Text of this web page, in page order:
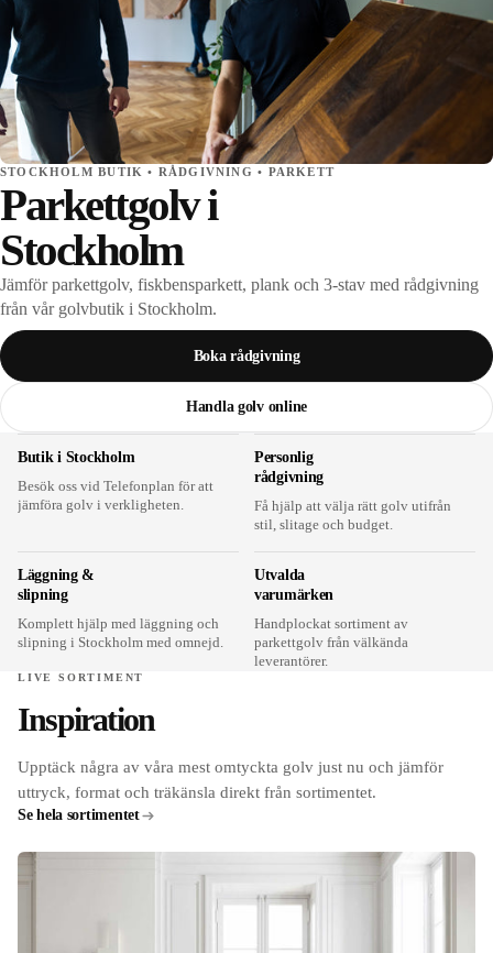
STOCKHOLM BUTIK • RÅDGIVNING • PARKETT
Parkettgolv i
Stockholm
Jämför parkettgolv, fiskbensparkett, plank och 3-stav med rådgivning
från vår golvbutik i Stockholm.
Boka rådgivning
Handla golv online
Butik i Stockholm
Besök oss vid Telefonplan för att
jämföra golv i verkligheten.
Personlig
rådgivning
Få hjälp att välja rätt golv utifrån
stil, slitage och budget.
Läggning &
slipning
Komplett hjälp med läggning och
slipning i Stockholm med omnejd.
Utvalda
varumärken
Handplockat sortiment av
parkettgolv från välkända
leverantörer.
LIVE SORTIMENT
Inspiration
Upptäck några av våra mest omtyckta golv just nu och jämför
uttryck, format och träkänsla direkt från sortimentet.
Se hela sortimentet